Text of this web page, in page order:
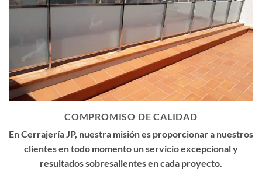
COMPROMISO DE CALIDAD
En Cerrajería JP, nuestra misión es proporcionar a nuestros
clientes en todo momento un servicio excepcional y
resultados sobresalientes en cada proyecto.